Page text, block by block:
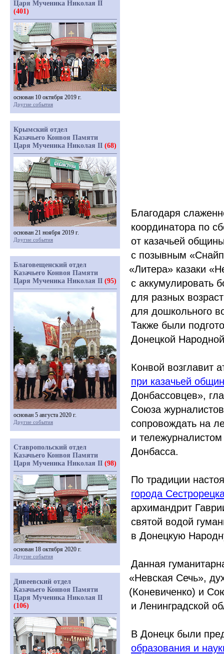
Благодаря
координатора по
от казачьей
с позывным
«Литера» казаки
с аккумулировать
для разных
для дошкольного
Также были
Донецкой
Конвой возглавит
при казачьей
Донбассовцев»,
Союза
сопровождать на
и
Донбасса.
По традиции
города
архимандрит
святой водой
в Донецкую
Данная
«Невская Сечь»,
(Коневиченко) и
и Ленинградской
В Донецк были
образования и
Царя Мученика Николая II
(401)
основан 10 октября 2019 г.
Другие события
Крымский отдел
Казачьего Конвоя Памяти
Царя Мученика Николая II (68)
основан 21 ноября 2019 г.
Другие события
Благовещенский отдел
Казачьего Конвоя Памяти
Царя Мученика Николая II (95)
основан 5 августа 2020 г.
Другие события
Ставропольский отдел
Казачьего Конвоя Памяти
Царя Мученика Николая II (98)
основан 18 октября 2020 г.
Другие события
Дивеевский отдел
Казачьего Конвоя Памяти
Царя Мученика Николая II
(106)